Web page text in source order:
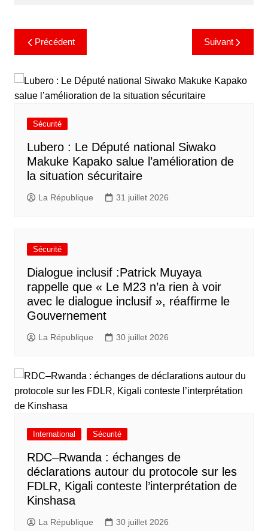
Précédent Suivant
Sécurité
Lubero : Le Député national Siwako
Makuke Kapako salue l’amélioration de
la situation sécuritaire
La République 31 juillet 2026
Sécurité
Dialogue inclusif :Patrick Muyaya
rappelle que « Le M23 n’a rien à voir
avec le dialogue inclusif », réaffirme le
Gouvernement
La République 30 juillet 2026
International Sécurité
RDC–Rwanda : échanges de
déclarations autour du protocole sur les
FDLR, Kigali conteste l’interprétation de
Kinshasa
La République 30 juillet 2026